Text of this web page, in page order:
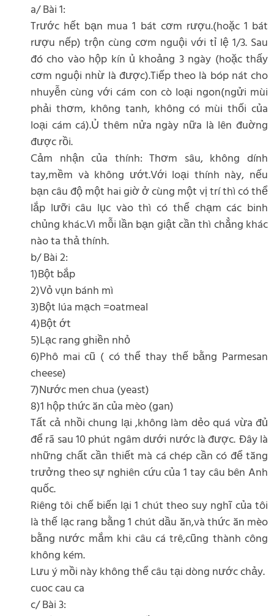
a/ Bài 1:
Trước hết bạn mua 1 bát cơm rượu.(hoặc 1 bát
rượu nếp) trộn cùng cơm nguội với tỉ lệ 1/3. Sau
đó cho vào hộp kín ủ khoảng 3 ngày (hoặc thấy
cơm nguội nhừ là được).Tiếp theo là bóp nát cho
nhuyễn cùng với cám con cò loại ngon(ngửi mùi
phải thơm, không tanh, không có mùi thối của
loại cám cá).Ủ thêm nửa ngày nữa là lên đuờng
được rồi.
Cảm nhận của thính: Thơm sâu, không dính
tay,mềm và không ướt.Với loại thính này, nếu
bạn câu độ một hai giờ ở cùng một vị trí thì có thể
lắp lưỡi câu lục vào thì có thể chạm các binh
chủng khác.Vì mỗi lần bạn giật cần thì chẳng khác
nào ta thả thính.
b/ Bài 2:
1)Bột bắp
2)Vỏ vụn bánh mì
3)Bột lúa mạch =oatmeal
4)Bột ớt
5)Lạc rang ghiền nhỏ
6)Phô mai cũ ( có thể thay thế bằng Parmesan
cheese)
7)Nước men chua (yeast)
8)1 hộp thức ăn của mèo (gan)
Tất cả nhồi chung lại ,không làm dẻo quá vừa đủ
để rã sau 10 phút ngâm dưới nước là được. Đây là
những chất cần thiết mà cá chép cần có để tăng
trưởng theo sự nghiên cứu của 1 tay câu bên Anh
quốc.
Riêng tôi chế biến lại 1 chút theo suy nghĩ của tôi
là thế lạc rang bằng 1 chút dầu ăn,và thức ăn mèo
bằng nước mắm khi câu cá trê,cũng thành công
không kém.
Lưu ý mồi này không thể câu tại dòng nước chảy.
cuoc cau ca
c/ Bài 3: